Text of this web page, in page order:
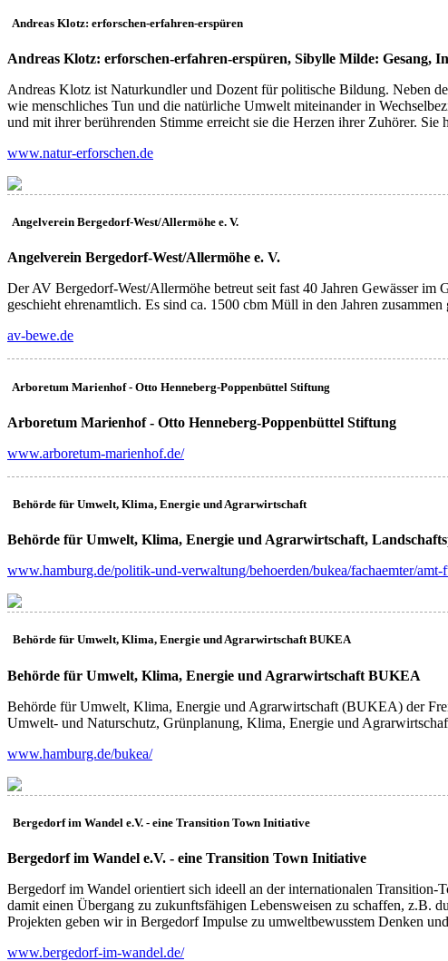
Andreas Klotz: erforschen-erfahren-erspüren
Andreas Klotz: erforschen-erfahren-erspüren, Sibylle Milde: Gesang,
Andreas Klotz ist Naturkundler und Dozent für politische Bildung. Neben
wie menschliches Tun und die natürliche Umwelt miteinander in
und mit ihrer berührenden Stimme erreicht sie die Herzen ihrer Zuhörer.
www.natur-erforschen.de
Angelverein Bergedorf-West/Allermöhe e. V.
Angelverein Bergedorf-West/Allermöhe e. V.
Der AV Bergedorf-West/Allermöhe betreut seit fast 40 Jahren Gewässer im
geschieht ehrenamtlich. Es sind ca. 1500 cbm Müll in den Jahren
av-bewe.de
Arboretum Marienhof - Otto Henneberg-Poppenbüttel Stiftung
Arboretum Marienhof - Otto Henneberg-Poppenbüttel Stiftung
www.arboretum-marienhof.de/
Behörde für Umwelt, Klima, Energie und Agrarwirtschaft
Behörde für Umwelt, Klima, Energie und Agrarwirtschaft,
www.hamburg.de/politik-und-verwaltung/behoerden/bukea/fachaemter/
Behörde für Umwelt, Klima, Energie und Agrarwirtschaft BUKEA
Behörde für Umwelt, Klima, Energie und Agrarwirtschaft BUKEA
Behörde für Umwelt, Klima, Energie und Agrarwirtschaft (BUKEA) der
Umwelt- und Naturschutz, Grünplanung, Klima, Energie und
www.hamburg.de/bukea/
Bergedorf im Wandel e.V. - eine Transition Town Initiative
Bergedorf im Wandel e.V. - eine Transition Town Initiative
Bergedorf im Wandel orientiert sich ideell an der internationalen
damit einen Übergang zu zukunftsfähigen Lebensweisen zu schaffen, z.B.
Projekten geben wir in Bergedorf Impulse zu umweltbewusstem Denken
www.bergedorf-im-wandel.de/